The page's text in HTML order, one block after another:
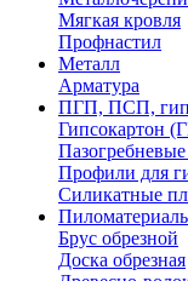
Мягкая кровля
Профнастил
Металл
Арматура
ПГП, ПСП,
Гипсокартон
Профили для
Силикатные
Брус обрезной
Доска обрезная